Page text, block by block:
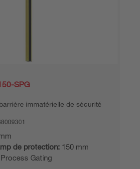
SPG
immatérielle de sécurité
de protection: 150 mm
Gating